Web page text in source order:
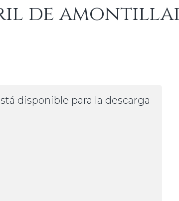
de
disponible para la descarga